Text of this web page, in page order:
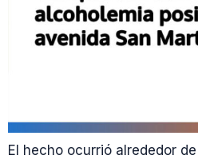
El hecho ocurrió alrededor